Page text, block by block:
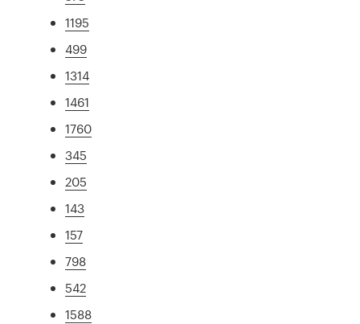
1195
499
1314
1461
1760
345
205
143
157
798
542
1588